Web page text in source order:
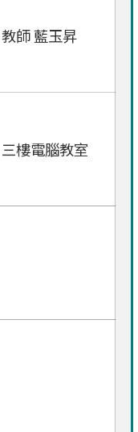
教師 藍玉昇
三樓電腦教室